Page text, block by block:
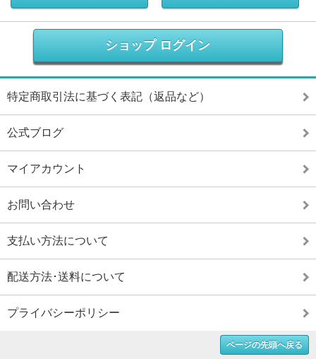
ショップ ログイン
特定商取引法に基づく表記（返品など）
公式ブログ
マイアカウント
お問い合わせ
支払い方法について
配送方法･送料について
プライバシーポリシー
ページの先頭へ戻る